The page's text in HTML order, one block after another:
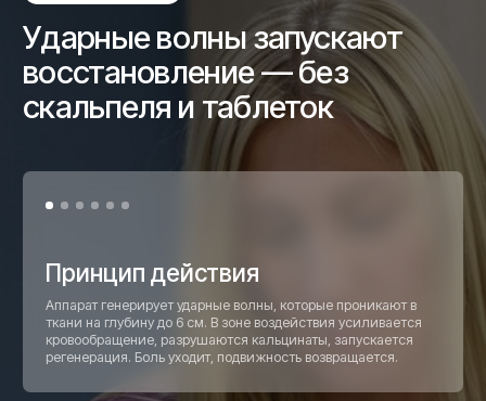
Противопоказания
Онкология, нарушение свёртываемости крови, острые
инфекции, беременность, наличие
кардиостимулятора. Врач оценит вашу ситуацию на
консультации и определит, подходит ли вам метод.
УВТ + блокады + инъекционная терапия +
боли без операции. Всё под одной крышей.
Как проходит лечение —
от записи до результата
• Этапы